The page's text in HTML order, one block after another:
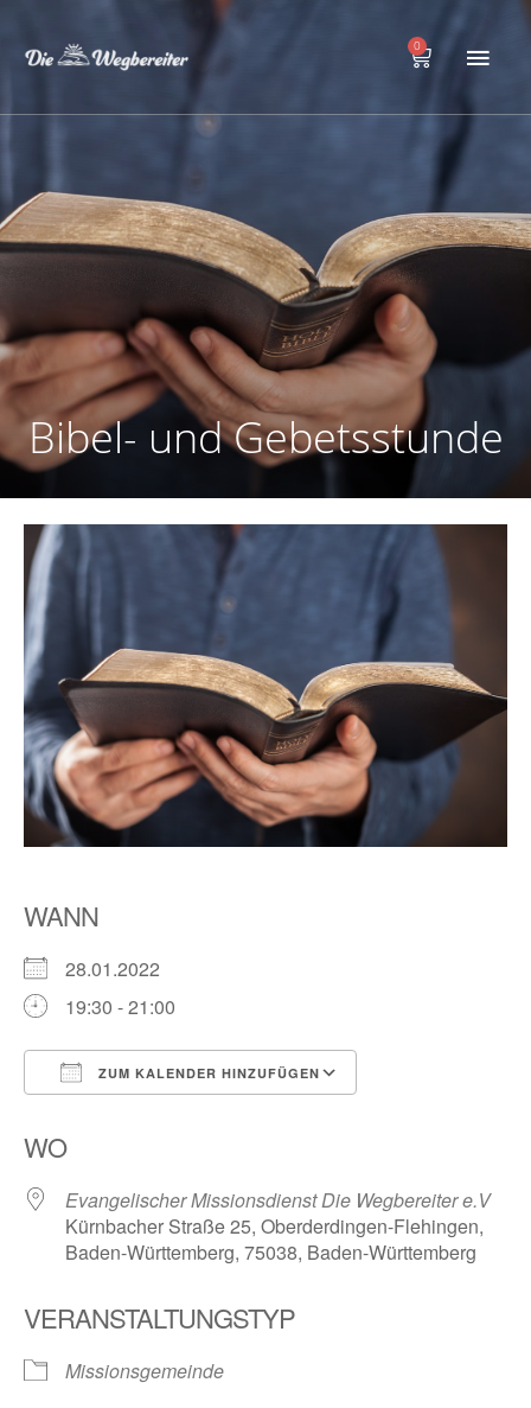
Inhalt
0
Warenkorb
Bibel- und Gebetsstunde
WANN
28.01.2022
19:30 - 21:00
ZUM KALENDER HINZUFÜGEN
WO
Evangelischer Missionsdienst Die Wegbereiter e.V
Kürnbacher Straße 25, Oberderdingen-Flehingen,
Baden-Württemberg, 75038, Baden-Württemberg
VERANSTALTUNGSTYP
Missionsgemeinde